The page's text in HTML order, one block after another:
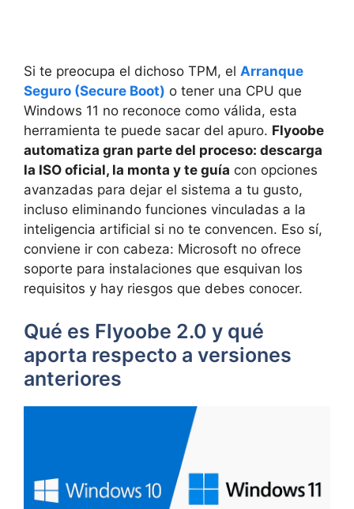
Si te preocupa el dichoso TPM, el Arranque
Seguro (Secure Boot) o tener una CPU que
Windows 11 no reconoce como válida, esta
herramienta te puede sacar del apuro. Flyoobe
automatiza gran parte del proceso: descarga
la ISO oficial, la monta y te guía con opciones
avanzadas para dejar el sistema a tu gusto,
incluso eliminando funciones vinculadas a la
inteligencia artificial si no te convencen. Eso sí,
conviene ir con cabeza: Microsoft no ofrece
soporte para instalaciones que esquivan los
requisitos y hay riesgos que debes conocer.
Qué es Flyoobe 2.0 y qué
aporta respecto a versiones
anteriores